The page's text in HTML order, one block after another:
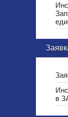
в